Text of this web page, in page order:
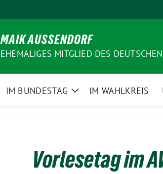
MAIK AUSSENDORF
EHEMALIGES MITGLIED DES
IM BUNDESTAG
ZeigeIM WAHLKREIS
Vorlesetag im